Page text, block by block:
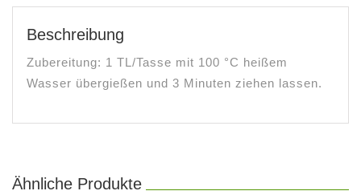
Beschreibung
Zubereitung: 1 TL/Tasse mit 100 °C heißem
Wasser übergießen und 3 Minuten ziehen lassen.
Ähnliche Produkte